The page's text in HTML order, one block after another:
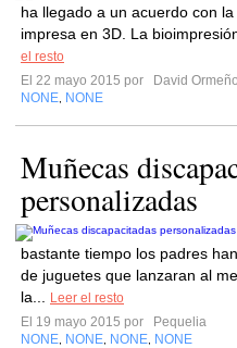
ha llegado a un acuerdo con
impresa en 3D. La
el resto
El 22 mayo 2015 por
David Ormeño
NONE NONE
Muñecas
personalizadas
bastante tiempo los padres
de juguetes que lanzaran al
la...
Leer el resto
El 19 mayo 2015 por
Pequelia
NONE NONE NONE NONE